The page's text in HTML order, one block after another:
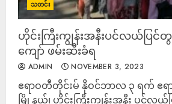
သတင်း
ဟိုင်းကြီးကျွန်းအနီးပင်လယ်ပြင်
ကျော် ဖမ်းဆီးခံရ
ADMIN NOVEMBER 3, 2023
ဧရာဝတီတိုင်းမ် နိုဝင်ဘာလ ၃ ရက် ဧရ
မြို့နယ်၊ ဟိုင်းကြီးကျွန်းအနီး ပင်လ